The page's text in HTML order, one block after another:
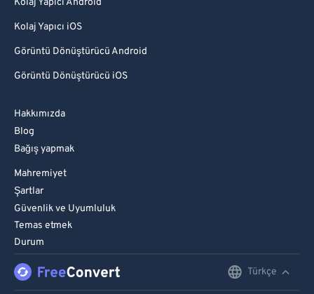
Kolaj Yapıcı Android
Kolaj Yapıcı iOS
Görüntü Dönüştürücü Android
Görüntü Dönüştürücü iOS
Hakkımızda
Blog
Bağış yapmak
Mahremiyet
Şartlar
Güvenlik ve Uyumluluk
Temas etmek
Durum
Türkçe